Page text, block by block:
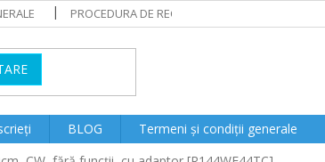
PROCEDURA DE RECLAMAȚII
BLOG
Termeni și condiții generale